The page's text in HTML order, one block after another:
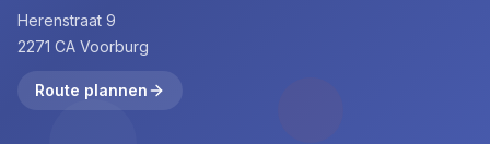
Herenstraat 9
2271 CA Voorburg
Route plannen